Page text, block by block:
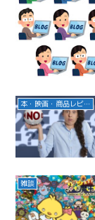
本・映画・商品レビュー
雑談